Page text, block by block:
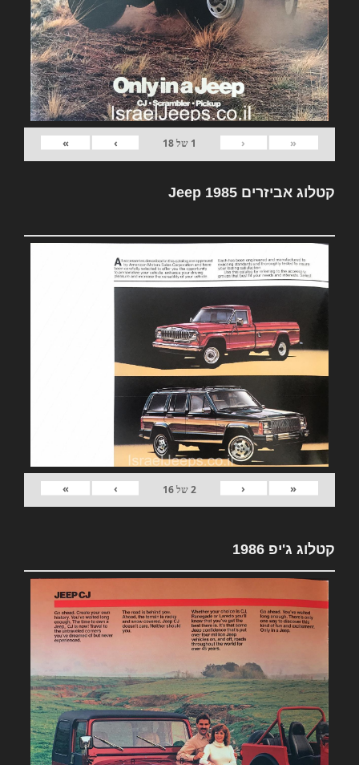
«
‹
1 של18
›
»
קטלוג אביזרים Jeep 1985
«
‹
2של16
›
»
קטלוג ג'יפ 1986